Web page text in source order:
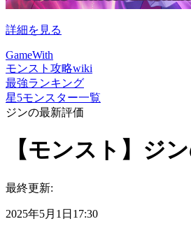
詳細を見る
GameWith
モンスト攻略wiki
最強ランキング
星5モンスター一覧
ジンの最新評価
【モンスト】ジ
最終更新:
2025年5月1日17:30